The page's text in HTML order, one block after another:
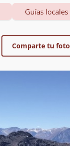
Guías locales
Comparte tu foto